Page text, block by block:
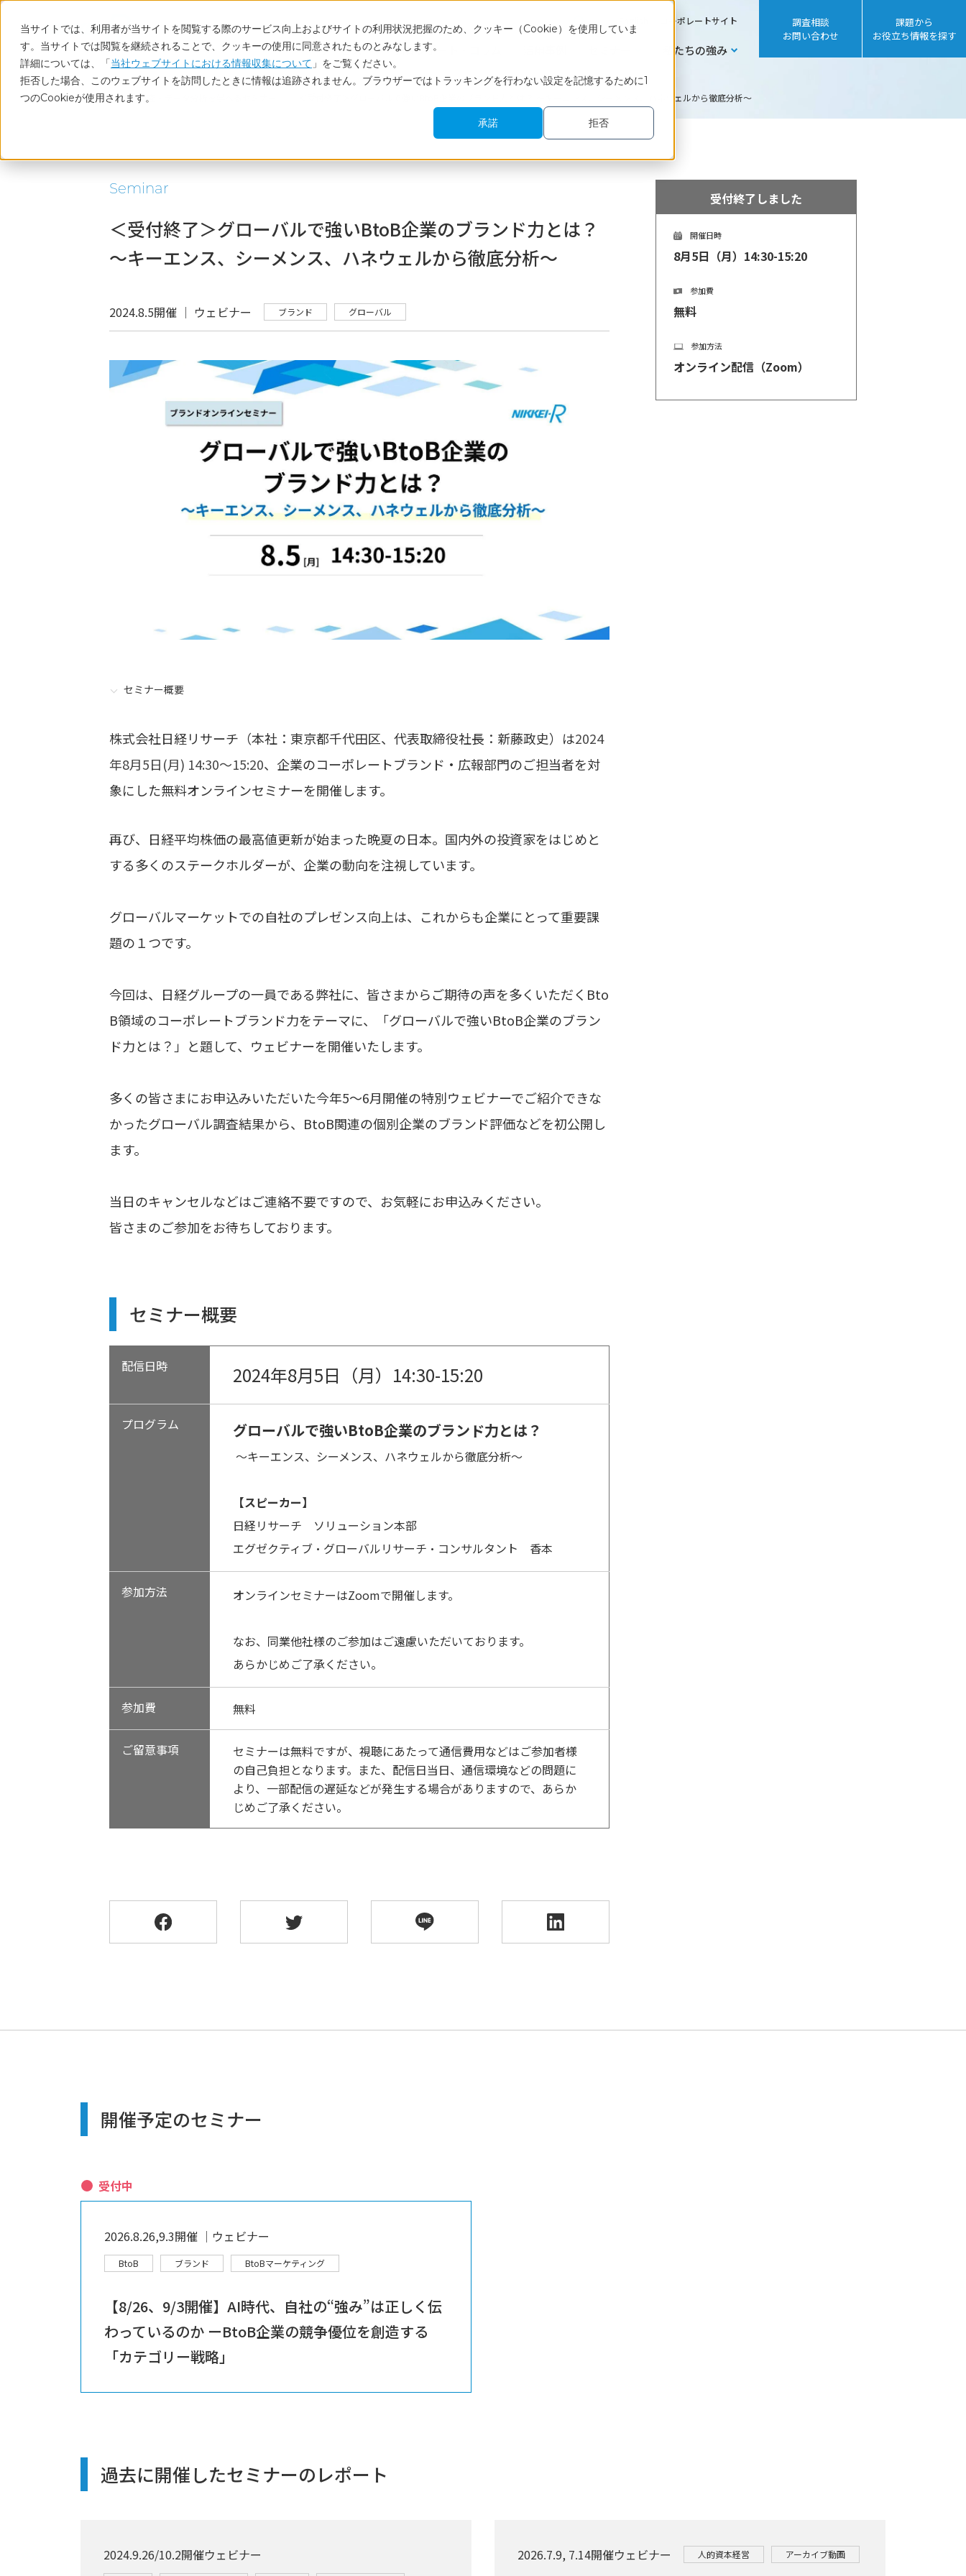
当サイトでは、利用者が当サイトを閲覧する際のサービス向上およびサイトの利用状況把握のため、クッキー（Cookie）を使用していま
す。当サイトでは閲覧を継続されることで、クッキーの使用に同意されたものとみなします。
詳細については、「当社ウェブサイトにおける情報収集について 」をご覧ください。
拒否した場合、このウェブサイトを訪問したときに情報は追跡されません。ブラウザーではトラッキングを行わない設定を記憶するために1
つのCookieが使用されます。
承諾
拒否
コーポレートサイト
サービス 調査レポート・コラム 私たちの強み
調査相談
お問い合わせ
課題から
お役立ち情報を探す
ホーム 調査・データ分析を学べるセミナー ＜受付終了＞グローバルで強いBtoB企業のブランド力とは？ ～キーエンス、シーメンス、ハネウェルから徹底分析～
Seminar
＜受付終了＞グローバルで強いBtoB企業のブランド力とは？
～キーエンス、シーメンス、ハネウェルから徹底分析～
2024.8.5開催 │ ウェビナー ブランド グローバル
セミナー概要
株式会社日経リサーチ（本社：東京都千代田区、代表取締役社長：新藤政史）は2024
年8月5日(月) 14:30～15:20、企業のコーポレートブランド・広報部門のご担当者を対
象にした無料オンラインセミナーを開催します。
再び、日経平均株価の最高値更新が始まった晩夏の日本。国内外の投資家をはじめと
する多くのステークホルダーが、企業の動向を注視しています。
グローバルマーケットでの自社のプレゼンス向上は、これからも企業にとって重要課
題の１つです。
今回は、日経グループの一員である弊社に、皆さまからご期待の声を多くいただくBto
B領域のコーポレートブランド力をテーマに、「グローバルで強いBtoB企業のブラン
ド力とは？」と題して、ウェビナーを開催いたします。
多くの皆さまにお申込みいただいた今年5～6月開催の特別ウェビナーでご紹介できな
かったグローバル調査結果から、BtoB関連の個別企業のブランド評価などを初公開し
ます。
当日のキャンセルなどはご連絡不要ですので、お気軽にお申込みください。
皆さまのご参加をお待ちしております。
セミナー概要
配信日時 2024年8月5日（月）14:30-15:20
プログラム グローバルで強いBtoB企業のブランド力とは？
～キーエンス、シーメンス、ハネウェルから徹底分析～
【スピーカー】
日経リサーチ ソリューション本部
エグゼクティブ・グローバルリサーチ・コンサルタント 香本
参加方法 オンラインセミナーはZoomで開催します。
なお、同業他社様のご参加はご遠慮いただいております。
あらかじめご了承ください。
参加費 無料
ご留意事項
セミナーは無料ですが、視聴にあたって通信費用などはご参加者様
の自己負担となります。また、配信日当日、通信環境などの問題に
より、一部配信の遅延などが発生する場合がありますので、あらか
じめご了承ください。
受付終了しました
開催日時
8月5日（月）14:30-15:20
参加費
無料
参加方法
オンライン配信（Zoom）
開催予定のセミナー
受付中
2026.8.26,9.3開催 │ウェビナー
BtoB ブランド BtoBマーケティング
【8/26、9/3開催】AI時代、自社の“強み”は正しく伝
わっているのか ーBtoB企業の競争優位を創造する
「カテゴリー戦略」
過去に開催したセミナーのレポート
2024.9.26/10.2開催ウェビナー 2026.7.9, 7.14開催ウェビナー 人的資本経営 アーカイブ動画